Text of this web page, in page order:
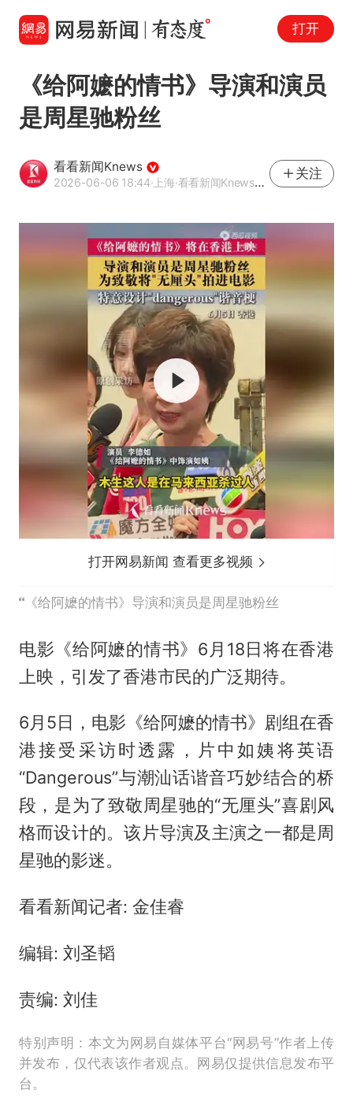
打开
《给阿嬷的情书》导演和演员
是周星驰粉丝
看看新闻Knews
2026-06-06 18:44·上海·看看新闻Knews官方网易号
关注
打开网易新闻 查看更多视频
《给阿嬷的情书》导演和演员是周星驰粉丝
电影《给阿嬷的情书》6月18日将在香港
上映，引发了香港市民的广泛期待。
6月5日，电影《给阿嬷的情书》剧组在香
港接受采访时透露，片中如姨将英语
“Dangerous”与潮汕话谐音巧妙结合的桥
段，是为了致敬周星驰的“无厘头”喜剧风
格而设计的。该片导演及主演之一都是周
星驰的影迷。
看看新闻记者: 金佳睿
编辑: 刘圣韬
责编: 刘佳
特别声明：本文为网易自媒体平台“网易号”作者上传
并发布，仅代表该作者观点。网易仅提供信息发布平
台。